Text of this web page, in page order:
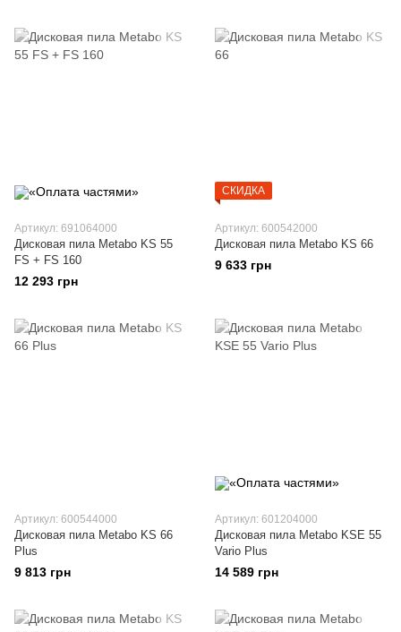
Артикул: 691064000
Дисковая пила Metabo KS 55
FS + FS 160
12 293 грн
СКИДКА
Артикул: 600542000
Дисковая пила Metabo KS 66
9 633 грн
Артикул: 600544000
Дисковая пила Metabo KS 66
Plus
9 813 грн
Артикул: 601204000
Дисковая пила Metabo KSE 55
Vario Plus
14 589 грн